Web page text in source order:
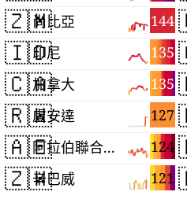
🇿🇲 144
尚比亞
🇮🇩 135
印尼
🇨🇦 135
加拿大
🇷🇼 127
盧安達
🇦🇪 124
阿拉伯聯合大公國
🇿🇼 121
辛巴威